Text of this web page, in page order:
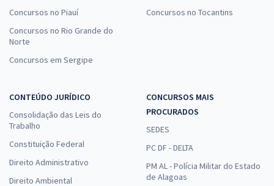
Concursos no Piauí
Concursos no Rio Grande do
Norte
Concursos em Sergipe
Concursos no Tocantins
CONTEÚDO JURÍDICO
Consolidação das Leis do
Trabalho
Constituição Federal
Direito Administrativo
Direito Ambiental
CONCURSOS MAIS
PROCURADOS
SEDES
PC DF - DELTA
PM AL - Polícia Militar do Estado
de Alagoas